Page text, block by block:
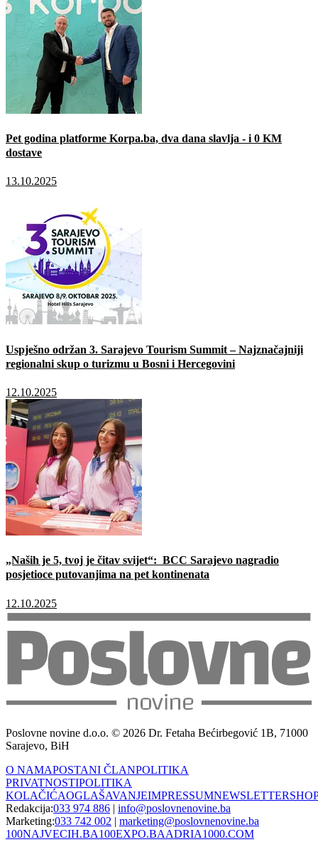
Pet godina platforme Korpa.ba, dva dana slavlja - i 0 KM
dostave
13.10.2025
Uspješno održan 3. Sarajevo Tourism Summit – Najznačajniji
regionalni skup o turizmu u Bosni i Hercegovini
12.10.2025
„Naših je 5, tvoj je čitav svijet“: BCC Sarajevo nagradio
posjetioce putovanjima na pet kontinenata
12.10.2025
Poslovne novine d.o.o. © 2026 Dr. Fetaha Bećirbegović 1B, 71000
Sarajevo, BiH
O NAMAPOSTANI ČLANPOLITIKA
PRIVATNOSTIPOLITIKA
KOLAČIĆAOGLAŠAVANJEIMPRESSUMNEWSLETTER
Redakcija:033 974 886 | info@poslovnenovine.ba
Marketing:033 742 002 | marketing@poslovnenovine.ba
100NAJVECIH.BA100EXPO.BAADRIA1000.COM